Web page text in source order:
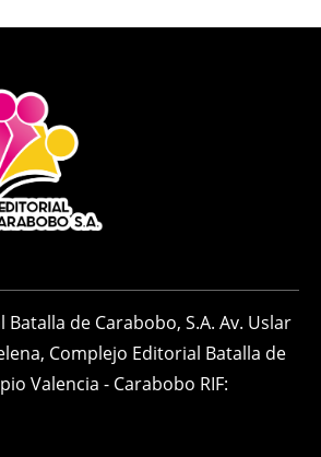
de Carabobo, S.A. Av. Uslar
Complejo Editorial Batalla de
Valencia - Carabobo RIF: